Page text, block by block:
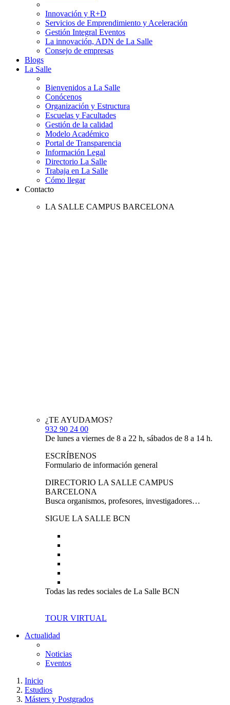
Innovación y R+D
Servicios de Emprendimiento y Aceleración
Gestión Integral Eventos
La innovación, ADN de La Salle
Consejo de empresas
Blogs
La Salle
Bienvenidos a La Salle
Conócenos
Organización y Estructura
Escuelas y Facultades
Gestión de la calidad
Modelo Académico
Portal de Transparencia
Información Legal
Directorio La Salle
Trabaja en La Salle
Cómo llegar
Contacto
LA SALLE CAMPUS BARCELONA
¿TE AYUDAMOS?
932 90 24 00
De lunes a viernes de 8 a 22 h, sábados de 8 a 14 h.
ESCRÍBENOS
Formulario de información general
DIRECTORIO LA SALLE CAMPUS
BARCELONA
Busca organismos, profesores, investigadores…
SIGUE LA SALLE BCN
Todas las redes sociales de La Salle BCN
TOUR VIRTUAL
Actualidad
Noticias
Eventos
Inicio
Estudios
Másters y Postgrados